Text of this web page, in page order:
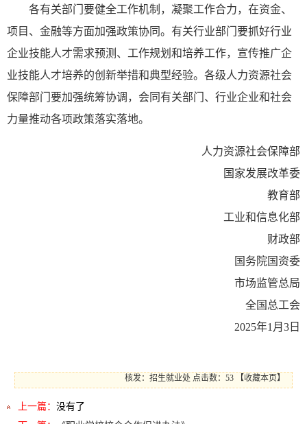
各有关部门要健全工作机制，凝聚工作合力，在资金、
项目、金融等方面加强政策协同。有关行业部门要抓好行业
企业技能人才需求预测、工作规划和培养工作，宣传推广企
业技能人才培养的创新举措和典型经验。各级人力资源社会
保障部门要加强统筹协调，会同有关部门、行业企业和社会
力量推动各项政策落实落地。
人力资源社会保障部
国家发展改革委
教育部
工业和信息化部
财政部
国务院国资委
市场监管总局
全国总工会
2025年1月3日
核发：招生就业处 点击数：53 【收藏本页】
上一篇： 没有了